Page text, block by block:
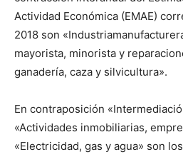
Actividad Económica (EMAE)
2018 son
mayorista, minorista y
ganadería, caza y silvicultura».
En contraposición
«Actividades inmobiliarias,
«Electricidad, gas y agua» son